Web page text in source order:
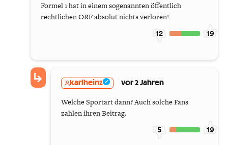
Formel 1 hat in einem sogenannten öffentlich
rechtlichen ORF absolut nichts verloren!
12 19
karlheinz vor 2 Jahren
Welche Sportart dann? Auch solche Fans
zahlen ihren Beitrag.
5 19